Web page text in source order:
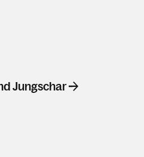
Jungschar